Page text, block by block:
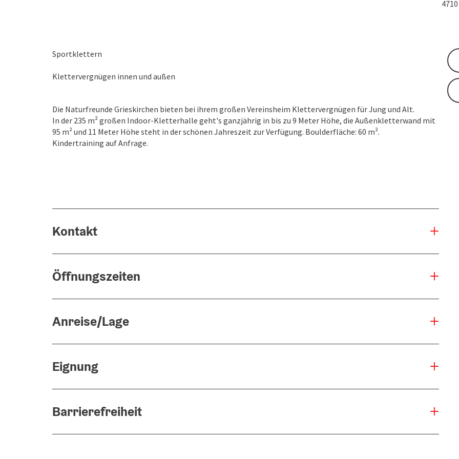
4710
Sportklettern
Klettervergnügen innen und außen
Die Naturfreunde Grieskirchen bieten bei ihrem großen Vereinsheim Klettervergnügen für Jung und Alt.
In der 235 m² großen Indoor-Kletterhalle geht's ganzjährig in bis zu 9 Meter Höhe, die Außenkletterwand mit
95 m² und 11 Meter Höhe steht in der schönen Jahreszeit zur Verfügung. Boulderfläche: 60 m².
Kindertraining auf Anfrage.
Kontakt
Öffnungszeiten
Anreise/Lage
Eignung
Barrierefreiheit